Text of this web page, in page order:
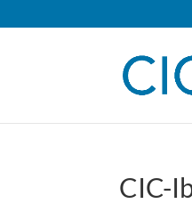
CIC-